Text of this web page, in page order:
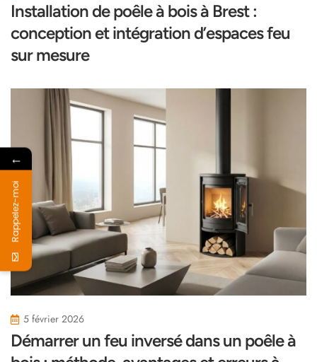
Installation de poêle à bois à Brest :
conception et intégration d’espaces feu
sur mesure
5 février 2026
Démarrer un feu inversé dans un poêle à
←
Rappelez-moi